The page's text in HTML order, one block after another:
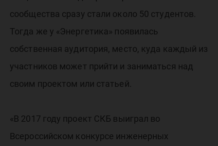
сообщества сразу стали около 50 студентов.
Тогда же у «Энергетика» появилась
собственная аудитория, место, куда каждый из
участников может прийти и заниматься над
своим проектом или статьей.
«В 2017 году проект СКБ выиграл во
Всероссийском конкурсе инженерных